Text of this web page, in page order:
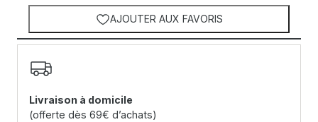
AJOUTER AUX FAVORIS
Livraison à domicile
(offerte dès 69€ d’achats)